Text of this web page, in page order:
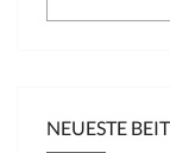
NEUESTE